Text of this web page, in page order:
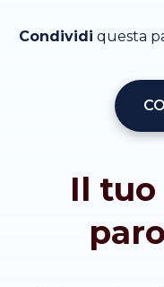
Condividi questa
Il